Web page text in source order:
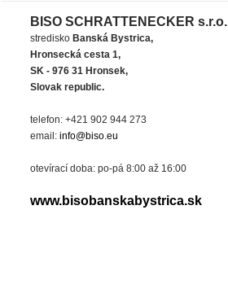
BISO SCHRATTENECKER s.r.o.
stredisko Banská Bystrica,
Hronsecká cesta 1,
SK - 976 31 Hronsek,
Slovak republic.
telefon: +421 902 944 273
email: info@biso.eu
otevírací doba: po-pá 8:00 až 16:00
www.bisobanskabystrica.sk